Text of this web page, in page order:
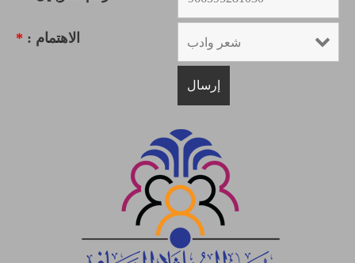
الاهتمام : *